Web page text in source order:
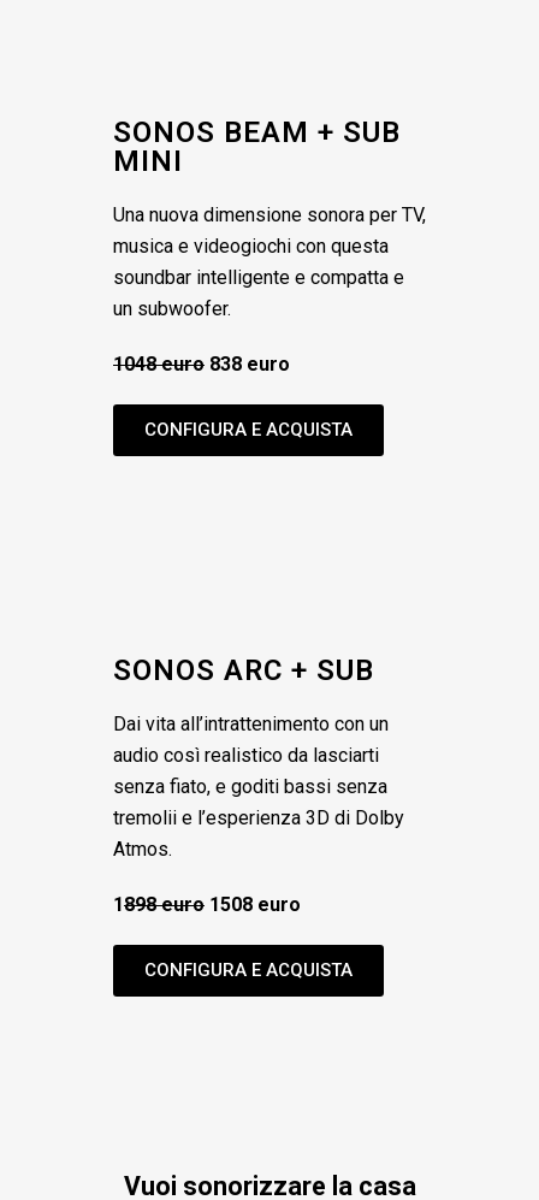
SONOS BEAM + SUB
MINI
Una nuova dimensione sonora per TV,
musica e videogiochi con questa
soundbar intelligente e compatta e
un subwoofer.
1048 euro 838 euro
CONFIGURA E ACQUISTA
SONOS ARC + SUB
Dai vita all’intrattenimento con un
audio così realistico da lasciarti
senza fiato, e goditi bassi senza
tremolii e l’esperienza 3D di Dolby
Atmos.
1898 euro 1508 euro
CONFIGURA E ACQUISTA
Vuoi sonorizzare la casa